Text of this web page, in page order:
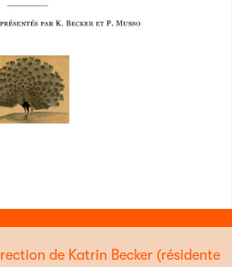
de Katrin Becker (résidente